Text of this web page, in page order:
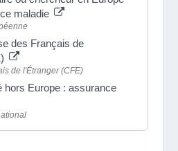
maladie
des Français de
de l'Étranger (CFE)
hors Europe : assurance